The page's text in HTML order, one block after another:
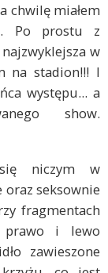
chwilę miałem
Po prostu z
w
na stadion!!! I
występu... a
show.
niczym w
oraz seksownie
fragmentach
prawo i lewo
zawieszone